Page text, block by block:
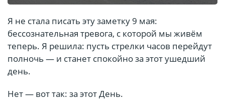
Я не стала писать эту заметку 9 мая:
бессознательная тревога, с которой мы живём
теперь. Я решила: пусть стрелки часов перейдут
полночь — и станет спокойно за этот ушедший
день.
Нет — вот так: за этот День.